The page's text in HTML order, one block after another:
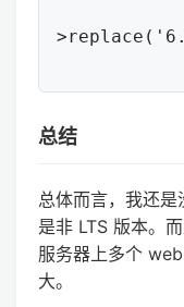
总结
总体而言，我还
是非 LTS 版本。
服务器上多个
大。